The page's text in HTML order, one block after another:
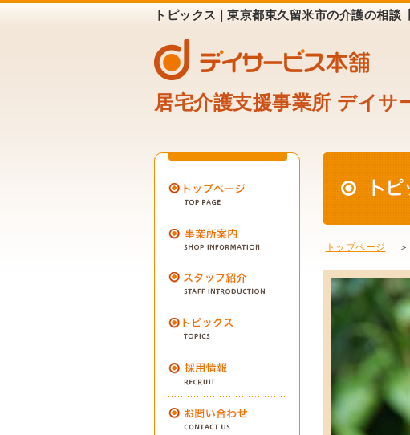
トピックス | 東京都東久留米市の介護の相談
居宅介護支援事業所 デイサ
トップページ